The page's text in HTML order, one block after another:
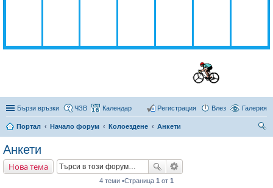
Бързи връзки Галерия
ЧЗВ Календар Влез
Регистрация
Портал Начало форум Колоездене
Анкети
Анкети
Нова тема
4 теми •Страница 1 от 1